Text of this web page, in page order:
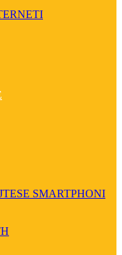
SMARTPHONI